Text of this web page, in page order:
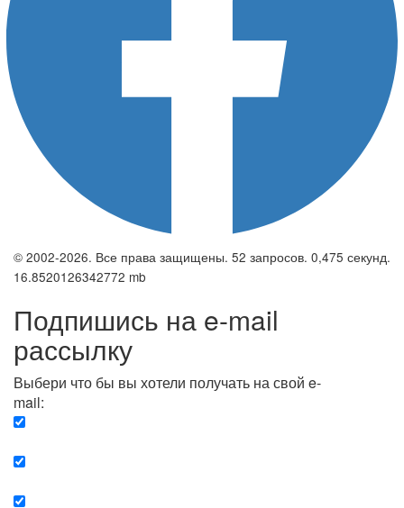
© 2002-2026. Все права защищены. 52 запросов. 0,475 секунд.
16.8520126342772 mb
Подпишись на e-mail
рассылку
Выбери что бы вы хотели получать на свой e-
mail: